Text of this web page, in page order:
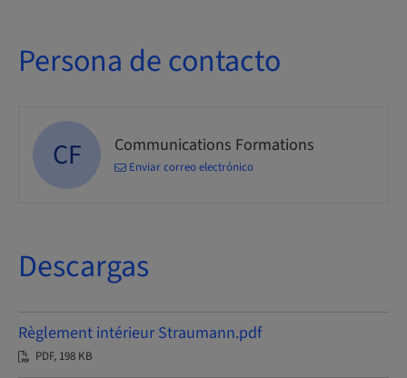
Persona de contacto
CF Communications Formations
Enviar correo electrónico
Descargas
Règlement intérieur Straumann.pdf
PDF, 198 KB